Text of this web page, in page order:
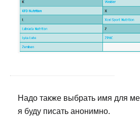
Надо также выбрать имя для
я буду писать анонимно.